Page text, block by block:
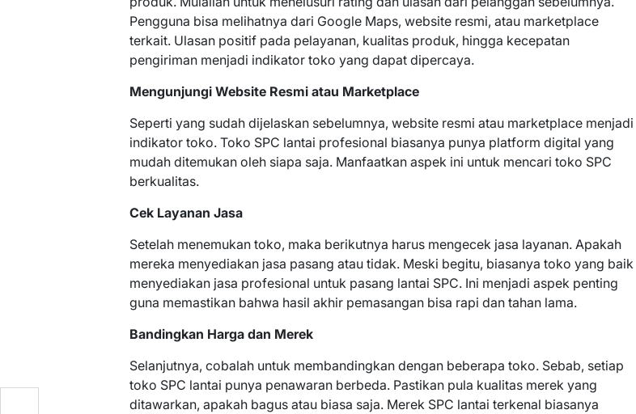
Pengguna bisa melihatnya dari Google Maps, website resmi, atau marketplace
terkait. Ulasan positif pada pelayanan, kualitas produk, hingga kecepatan
pengiriman menjadi indikator toko yang dapat dipercaya.
Mengunjungi Website Resmi atau Marketplace
Seperti yang sudah dijelaskan sebelumnya, website resmi atau marketplace menjadi
indikator toko. Toko SPC lantai profesional biasanya punya platform digital yang
mudah ditemukan oleh siapa saja. Manfaatkan aspek ini untuk mencari toko SPC
berkualitas.
Cek Layanan Jasa
Setelah menemukan toko, maka berikutnya harus mengecek jasa layanan. Apakah
mereka menyediakan jasa pasang atau tidak. Meski begitu, biasanya toko yang baik
menyediakan jasa profesional untuk pasang lantai SPC. Ini menjadi aspek penting
guna memastikan bahwa hasil akhir pemasangan bisa rapi dan tahan lama.
Bandingkan Harga dan Merek
Selanjutnya, cobalah untuk membandingkan dengan beberapa toko. Sebab, setiap
toko SPC lantai punya penawaran berbeda. Pastikan pula kualitas merek yang
ditawarkan, apakah bagus atau biasa saja. Merek SPC lantai terkenal biasanya